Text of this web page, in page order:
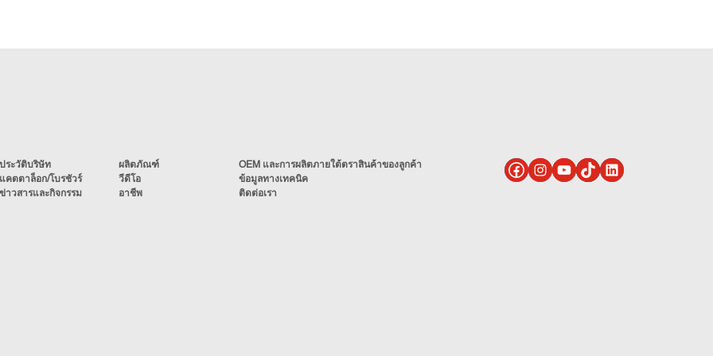
ระวัติบริษัท ผลิตภัณฑ์
OEM และการผลิตภายใต้ตราสินค้าของลูกค้า
คตตาล็อก/โบรชัวร์
วีดีโอ
ข้อมูลทางเทคนิค
าวสารและกิจกรรม
อาชีพ ติดต่อเรา